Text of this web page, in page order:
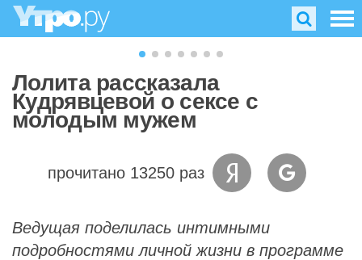
Лолита рассказала
Кудрявцевой о сексе с
молодым мужем
прочитано 13250 раз
Ведущая поделилась интимными
подробностями личной жизни в программе